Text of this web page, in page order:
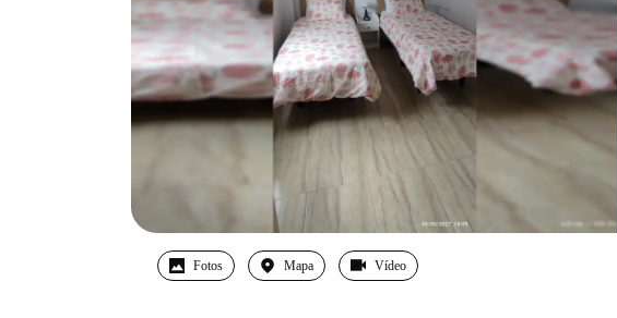
Fotos Mapa Vídeo